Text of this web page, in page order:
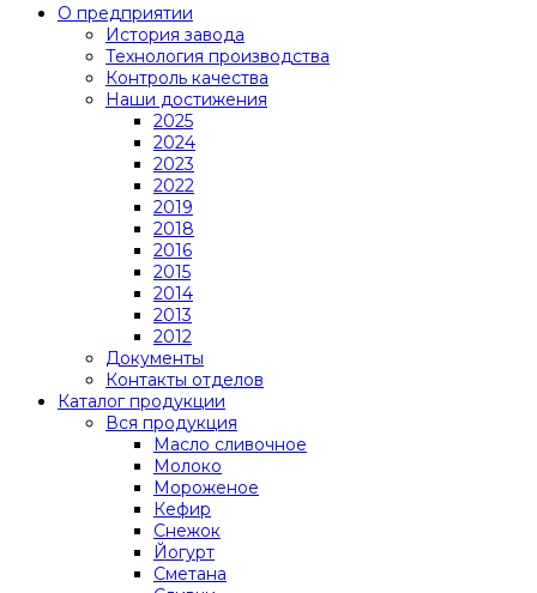
О предприятии
История завода
Технология производства
Контроль качества
Наши достижения
2025
2024
2023
2022
2019
2018
2016
2015
2014
2013
2012
Документы
Контакты отделов
Каталог продукции
Вся продукция
Масло сливочное
Молоко
Мороженое
Кефир
Снежок
Йогурт
Сметана